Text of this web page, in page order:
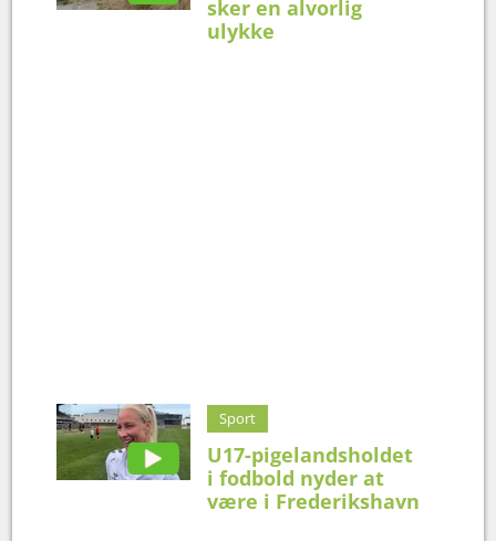
sker en alvorlig
ulykke
Sport
U17-pigelandsholdet
i fodbold nyder at
være i Frederikshavn